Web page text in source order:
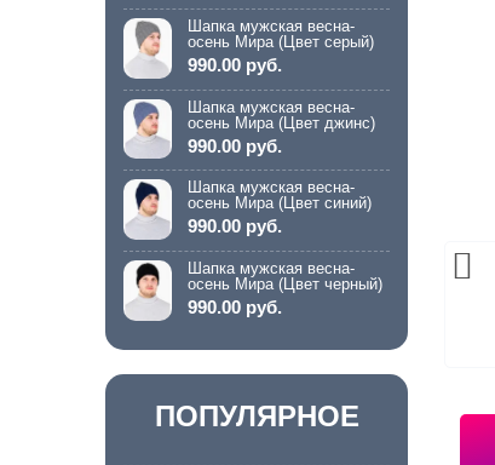
Шапка мужская весна-
осень Мира (Цвет серый)
990.00 руб.
Шапка мужская весна-
осень Мира (Цвет джинс)
990.00 руб.
Шапка мужская весна-
осень Мира (Цвет синий)
990.00 руб.
Шапка мужская весна-
осень Мира (Цвет черный)
990.00 руб.
ПОПУЛЯРНОЕ